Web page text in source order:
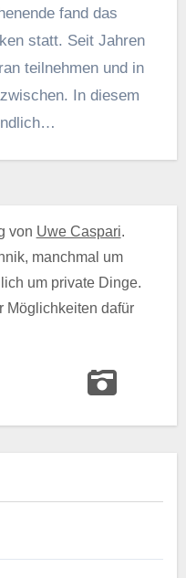
fand das
statt. Seit Jahren
teilnehmen und in
In diesem
von Uwe Caspari.
manchmal um
um private Dinge.
Möglichkeiten dafür